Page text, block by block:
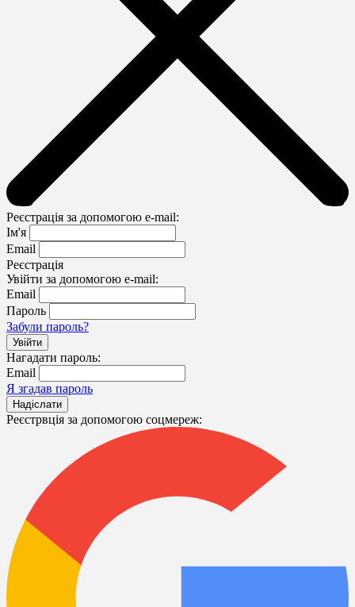
Реєстрація за допомогою e-mail:
Ім'я
Email
Реєстрація
Увійти за допомогою e-mail:
Email
Пароль
Забули пароль?
Нагадати пароль:
Email
Я згадав пароль
Реєстрвція за допомогою соцмереж: